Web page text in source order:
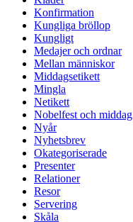
Konfirmation
Kungliga bröllop
Kungligt
Medajer och ordnar
Mellan människor
Middagsetikett
Mingla
Netikett
Nobelfest och middag
Nyår
Nyhetsbrev
Okategoriserade
Presenter
Relationer
Resor
Servering
Skåla